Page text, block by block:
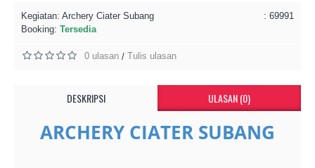
: 69991
Kegiatan: Archery Ciater Subang
Booking: Tersedia
0 ulasan / Tulis ulasan
DESKRIPSI ULASAN (0)
ARCHERY CIATER SUBANG